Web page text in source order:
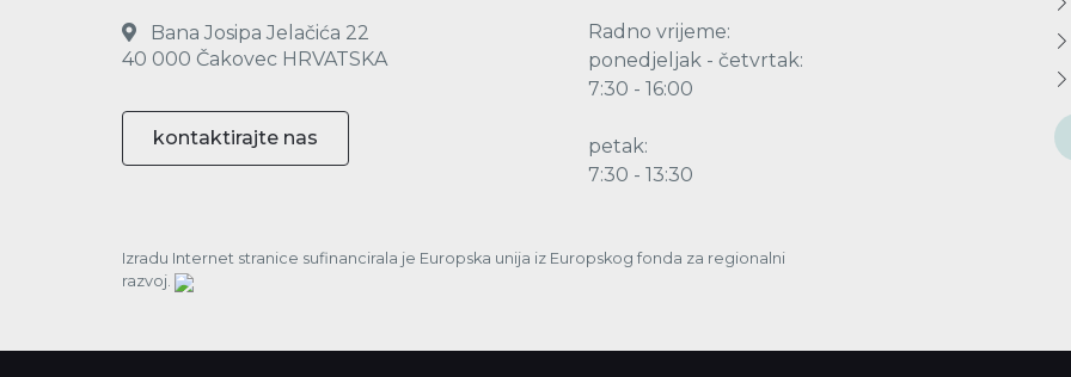
Bana Josipa Jelačića 22
40 000 Čakovec HRVATSKA
kontaktirajte nas
Radno vrijeme:
ponedjeljak - četvrtak:
7:30 - 16:00
petak:
7:30 - 13:30
Izradu Internet stranice sufinancirala je Europska unija iz Europskog fonda za regionalni
razvoj.